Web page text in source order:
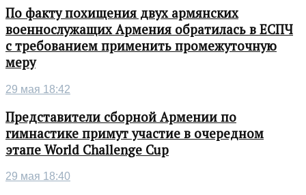
По факту похищения двух армянских
военнослужащих Армения обратилась в ЕСПЧ
с требованием применить промежуточную
меру
29 мая 18:42
Представители сборной Армении по
гимнастике примут участие в очередном
этапе World Challenge Cup
29 мая 18:40